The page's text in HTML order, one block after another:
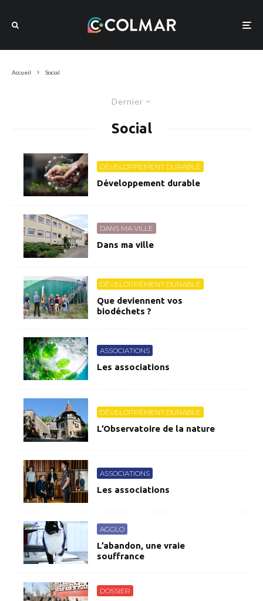
Accueil Social
Dernier
Social
DÉVELOPPEMENT DURABLE
Développement durable
DANS MA VILLE
Dans ma ville
DÉVELOPPEMENT DURABLE
Que deviennent vos
biodéchets ?
ASSOCIATIONS
Les associations
DÉVELOPPEMENT DURABLE
L’Observatoire de la nature
ASSOCIATIONS
Les associations
AGGLO
L’abandon, une vraie
souffrance
DOSSIER